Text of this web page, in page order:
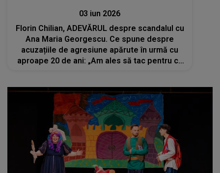
03 iun 2026
Florin Chilian, ADEVĂRUL despre scandalul cu
Ana Maria Georgescu. Ce spune despre
acuzațiile de agresiune apărute în urmă cu
aproape 20 de ani: „Am ales să tac pentru că